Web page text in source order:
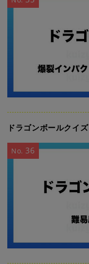
ドラゴンボールクイズ
No. 36